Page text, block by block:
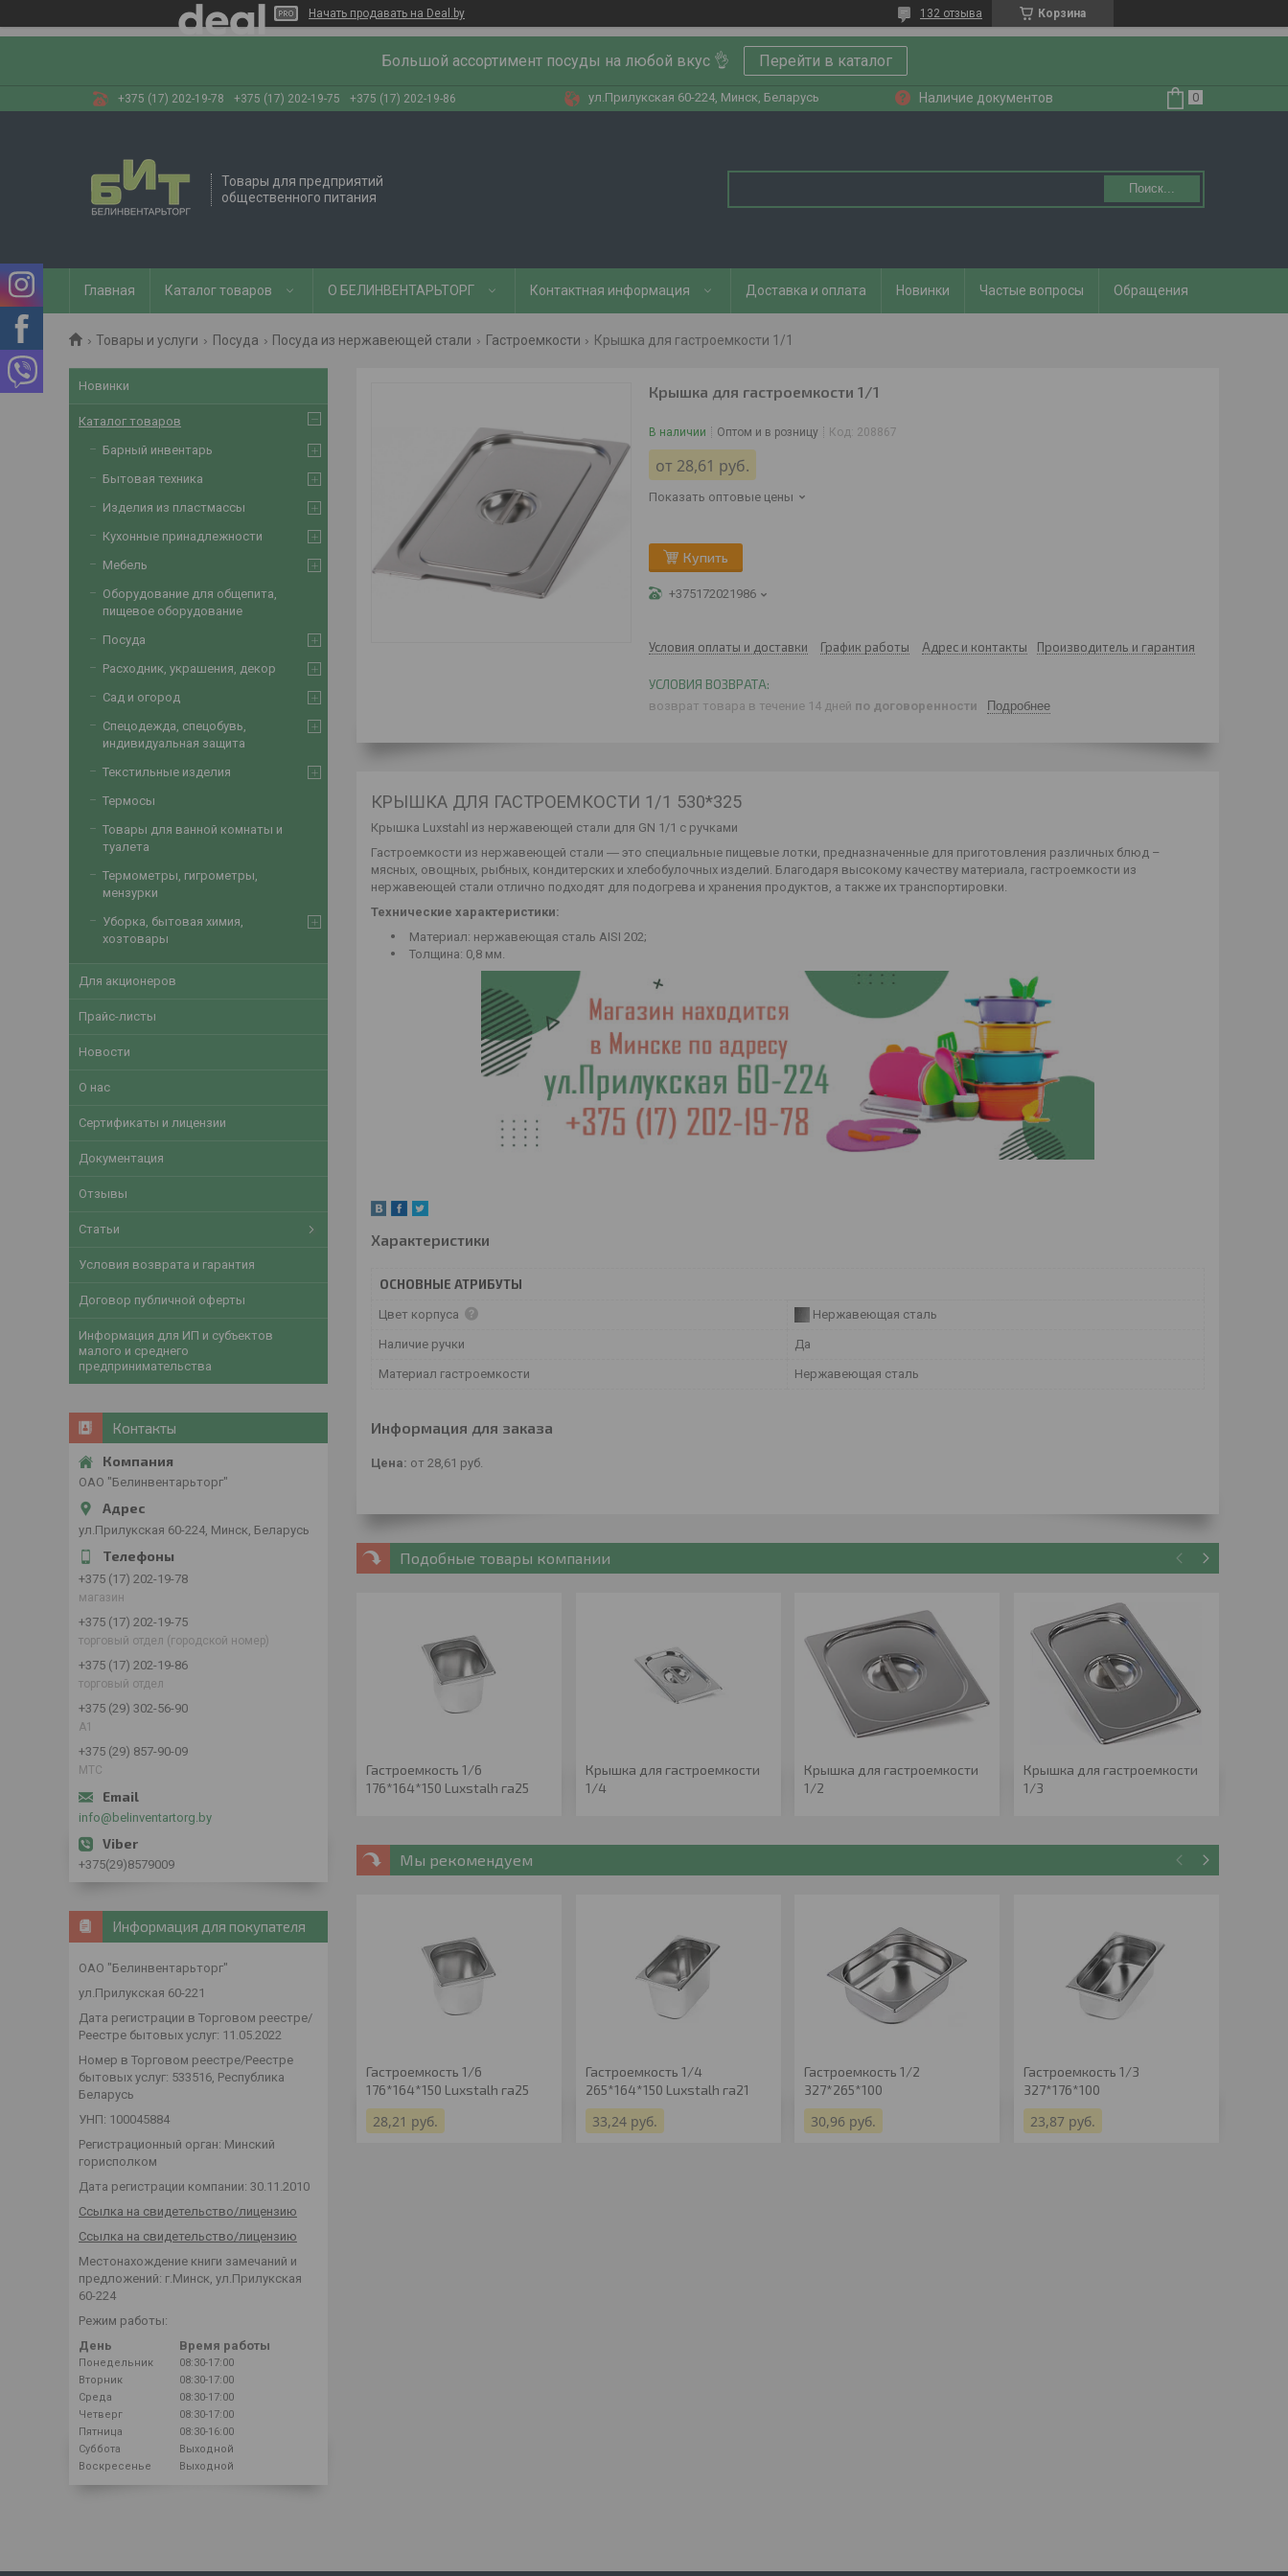
Начать продавать на Deal.by Корзина
132 отзыва
Большой ассортимент посуды на любой вкус 👌 Перейти в каталог
+375 (17) 202-19-78 +375 (17) 202-19-75 +375 (17) 202-19-86 ул.Прилукская 60-224, Минск, Беларусь Наличие документов
Товары для предприятий
общественного питания
Поиск...
Главная Каталог товаров О БЕЛИНВЕНТАРЬТОРГ Контактная информация Доставка и оплата Новинки Частые вопросы Обращения
Товары и услуги Посуда Посуда из нержавеющей стали Гастроемкости Крышка для гастроемкости 1/1
Крышка для гастроемкости 1/1
В наличии Оптом и в розницу Код: 208867
от 28,61 руб.
Показать оптовые цены
Купить
+375172021986
Условия оплаты и доставки График работы Адрес и контакты Производитель и гарантия
возврат товара в течение 14 дней по договоренности Подробнее
КРЫШКА ДЛЯ ГАСТРОЕМКОСТИ 1/1 530*325
Крышка Luxstahl из нержавеющей стали для GN 1/1 с ручками
Гастроемкости из нержавеющей стали ― это специальные пищевые лотки, предназначенные для приготовления различных блюд –
мясных, овощных, рыбных, кондитерских и хлебобулочных изделий. Благодаря высокому качеству материала, гастроемкости из
нержавеющей стали отлично подходят для подогрева и хранения продуктов, а также их транспортировки.
Технические характеристики:
Материал: нержавеющая сталь AISI 202;
Толщина: 0,8 мм.
Характеристики
ОСНОВНЫЕ АТРИБУТЫ
Цвет корпуса Нержавеющая сталь
Наличие ручки Да
Материал гастроемкости Нержавеющая сталь
Информация для заказа
Цена: от 28,61 руб.
Подобные товары компании
Гастроемкость 1/6
176*164*150 Luxstalh га25
Крышка для гастроемкости
1/4
Крышка для гастроемкости
1/2
Крышка для гастроемкости
1/3
Мы рекомендуем
Гастроемкость 1/6
176*164*150 Luxstalh га25
28,21 руб.
Гастроемкость 1/4
265*164*150 Luxstalh га21
33,24 руб.
Гастроемкость 1/2
327*265*100
30,96 руб.
Гастроемкость 1/3
327*176*100
23,87 руб.
Новинки
Каталог товаров
Барный инвентарь
Бытовая техника
Изделия из пластмассы
Кухонные принадлежности
Мебель
Оборудование для общепита,
пищевое оборудование
Посуда
Расходник, украшения, декор
Сад и огород
Спецодежда, спецобувь,
индивидуальная защита
Текстильные изделия
Термосы
Товары для ванной комнаты и
туалета
Термометры, гигрометры,
мензурки
Уборка, бытовая химия,
хозтовары
Для акционеров
Прайс-листы
Новости
О нас
Сертификаты и лицензии
Документация
Отзывы
Статьи
Условия возврата и гарантия
Договор публичной оферты
Информация для ИП и субъектов
малого и среднего
предпринимательства
Контакты
ОАО "Белинвентарьторг"
ул.Прилукская 60-224, Минск, Беларусь
+375 (17) 202-19-78
магазин
+375 (17) 202-19-75
торговый отдел (городской номер)
+375 (17) 202-19-86
торговый отдел
+375 (29) 302-56-90
А1
+375 (29) 857-90-09
МТС
info@belinventartorg.by
+375(29)8579009
Информация для покупателя
ОАО "Белинвентарьторг"
ул.Прилукская 60-221
Дата регистрации в Торговом реестре/
Реестре бытовых услуг: 11.05.2022
Номер в Торговом реестре/Реестре
бытовых услуг: 533516, Республика
Беларусь
УНП: 100045884
Регистрационный орган: Минский
горисполком
Дата регистрации компании: 30.11.2010
Ссылка на свидетельство/лицензию
Ссылка на свидетельство/лицензию
Местонахождение книги замечаний и
предложений: г.Минск, ул.Прилукская
60-224
Режим работы:
День
Время работы
Понедельник
08:30-17:00
Вторник
08:30-17:00
Среда
08:30-17:00
Четверг
08:30-17:00
Пятница
08:30-16:00
Суббота
Выходной
Воскресенье
Выходной